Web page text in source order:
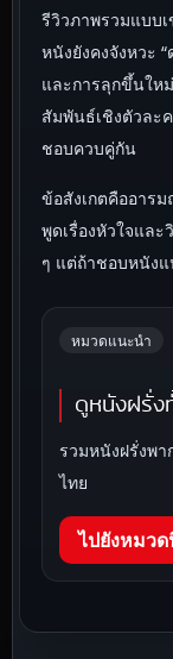
รีวิวภาพรวมแบบเ
หนังยังคงจังหวะ
และการลุกขึ้นให
สัมพันธ์เชิงตัวละ
ชอบควบคู่กัน
ข้อสังเกตคืออาร
พูดเรื่องหัวใจแล
ๆ แต่ถ้าชอบหนังแ
หมวดแนะนำ
ดูหนังฝรั่ง
รวมหนังฝรั่งพา
ไทย
ไปยังหมว